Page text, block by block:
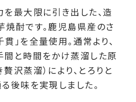
最大限に引き出した、造
焼酎です。鹿児島県産のさ
」を全量使用。通常より、
間と時間をかけ蒸溜した原
沢蒸溜）により、とろりと
後味を実現しました。